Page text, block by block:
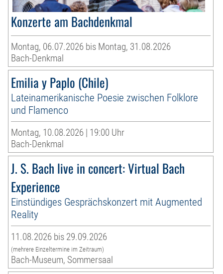
Konzerte am Bachdenkmal
Montag, 06.07.2026 bis Montag, 31.08.2026
Bach-Denkmal
Emilia y Paplo (Chile)
Lateinamerikanische Poesie zwischen Folklore
und Flamenco
Montag, 10.08.2026 | 19:00 Uhr
Bach-Denkmal
J. S. Bach live in concert: Virtual Bach
Experience
Einstündiges Gesprächskonzert mit Augmented
Reality
11.08.2026 bis 29.09.2026
(mehrere Einzeltermine im Zeitraum)
Bach-Museum, Sommersaal